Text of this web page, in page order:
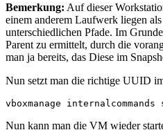
Bemerkung: Auf dieser
einem anderem Laufwerk liegen
unterschiedlichen Pfade. Im
Parent zu ermittelt, durch die
man ja bereits, das Diese im
Nun setzt man die richtige UUID
vboxmanage
Nun kann man die VM wieder